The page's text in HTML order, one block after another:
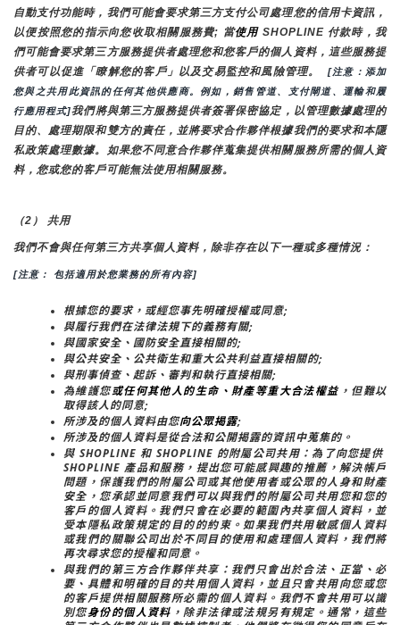
自動支付功能時，我們可能會要求第三方支付公司處理您的信用卡資訊，
以便按照您的指示向您收取相關服務費; 當使用 SHOPLINE 付款時，我
們可能會要求第三方服務提供者處理您和您客戶的個人資料，這些服務提
供者可以促進「瞭解您的客戶」以及交易監控和風險管理。
[注意：添加
您與之共用此資訊的任何其他供應商。例如，銷售管道、支付閘道、運輸和履
行應用程式]我們將與第三方服務提供者簽署保密協定，以管理數據處理的
目的、處理期限和雙方的責任，並將要求合作夥伴根據我們的要求和本隱
私政策處理數據。如果您不同意合作夥伴蒐集提供相關服務所需的個人資
料，您或您的客戶可能無法使用相關服務。
（2） 共用
我們不會與任何第三方共享個人資料，除非存在以下一種或多種情況：
[注意： 包括適用於您業務的所有內容]
根據您的要求，或經您事先明確授權或同意;
與履行我們在法律法規下的義務有關;
與國家安全、國防安全直接相關的;
與公共安全、公共衛生和重大公共利益直接相關的;
與刑事偵查、起訴、審判和執行直接相關;
為維護您或任何其他人的生命、財產等重大合法權益，但難以
取得該人的同意;
所涉及的個人資料由您向公眾揭露;
所涉及的個人資料是從合法和公開揭露的資訊中蒐集的。
與 SHOPLINE 和 SHOPLINE 的附屬公司共用：為了向您提供
SHOPLINE 產品和服務，提出您可能感興趣的推薦，解決帳戶
問題，保護我們的附屬公司或其他使用者或公眾的人身和財產
安全，您承認並同意我們可以與我們的附屬公司共用您和您的
客戶的個人資料。我們只會在必要的範圍內共享個人資料，並
受本隱私政策規定的目的的約束。如果我們共用敏感個人資料
或我們的關聯公司出於不同目的使用和處理個人資料，我們將
再次尋求您的授權和同意。
與我們的第三方合作夥伴共享：我們只會出於合法、正當、必
要、具體和明確的目的共用個人資料，並且只會共用向您或您
的客戶提供相關服務所必需的個人資料。我們不會共用可以識
別您身份的個人資料 ，除非法律或法規另有規定。通常，這些